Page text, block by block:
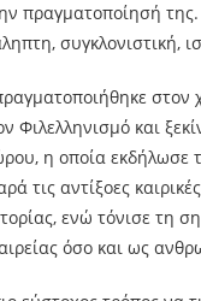
πραγματοποίησή
συγκλονιστική,
στον
Φιλελληνισμό και
η οποία εκδήλωσε
τις αντίξοες
ενώ τόνισε τη
όσο και ως